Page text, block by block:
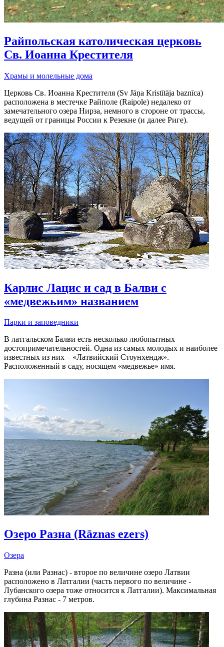
Райпольская католическая церковь
Св. Иоанна Крестителя
Храмы и молельные дома
Церковь Св. Иоанна Крестителя (Sv Jāņa Kristītāja baznīca)
расположена в местечке Райполе (Raipole) недалеко от
замечательного озера Нирза, немного в стороне от трассы,
ведущей от границы России к Резекне (и далее Риге).
Карлис Лацис и сад в Балви с
«медвежьим» названием
Парки и заповедники
В латгальском Балви есть несколько любопытных
достопримечательностей. Одна из самых молодых и наиболее
известных из них – «Латвийский Стоунхендж».
Расположенный в саду, носящем «медвежье» имя.
Озеро Разна (Rāznas ezers)
Озера
Разна (или Разнас) - второе по величине озеро Латвии
расположено в Латгалии (часть первого по величине -
Лубанского озера тоже относится к Латгалии). Максимальная
глубина Разнас - 7 метров.